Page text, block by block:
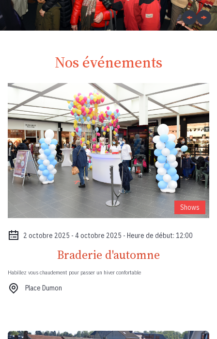
Nos événements
Shows
2 octobre 2025 - 4 octobre 2025 - Heure de début: 12:00
Braderie d'automne
Habillez vous chaudement pour passer un hiver confortable
Place Dumon